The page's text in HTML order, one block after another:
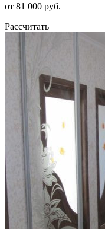
от 81 000 руб.
Рассчитать